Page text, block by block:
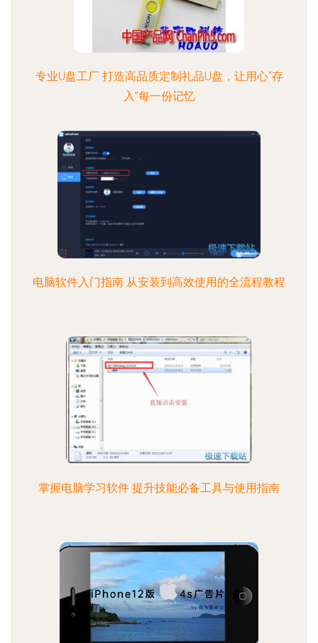
专业U盘工厂 打造高品质定制礼品U盘，让用心“存
入”每一份记忆
电脑软件入门指南 从安装到高效使用的全流程教程
掌握电脑学习软件 提升技能必备工具与使用指南